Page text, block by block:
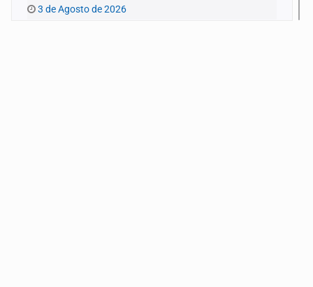
3 de Agosto de 2026